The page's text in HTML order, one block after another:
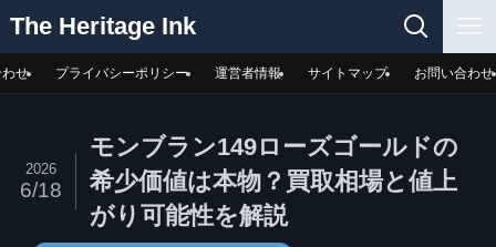
The Heritage Ink
せ プライバシーポリシー 運営者情報 サイトマップ お問い合わせ
モンブラン149ローズゴールドの
希少価値は本物？買取相場と値上
がり可能性を解説
2026
6/18